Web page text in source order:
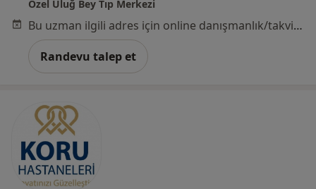
Özel Uluğ Bey Tıp Merkezi
Bu uzman ilgili adres için online danışmanlık/takvim sunmuyor.
Randevu talep et